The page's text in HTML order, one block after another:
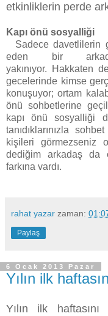
etkinliklerin perde
Kapı önü sosyalliği
Sadece davetlilerin
eden bir
yakınıyor.
Hakkaten
gecelerinde kimse
konuşuyor; ortam
önü sohbetlerine
kapı önü sosyalliği
tanıdıklarınızla
kişileri görmezseniz
dediğim arkadaş da
farkına vardı.
rahat yazar zaman:
Paylaş
6 Ocak 2013 Pazar
Yılın ilk
Yılın ilk